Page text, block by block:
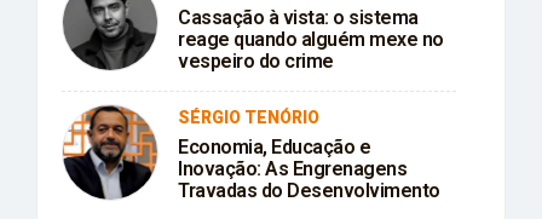
Cassação à vista: o sistema
reage quando alguém mexe no
vespeiro do crime
SÉRGIO TENÓRIO
Economia, Educação e
Inovação: As Engrenagens
Travadas do Desenvolvimento